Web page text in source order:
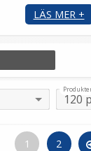
vill ha full
objektiv här.
LÄS MER +
1 2